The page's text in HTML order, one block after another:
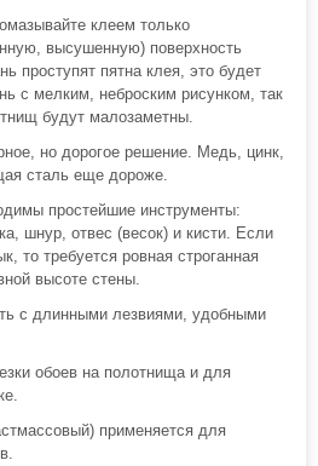
клеем только
высушенную) поверхность
проступят пятна клея, это будет
с мелким, неброским рисунком, так
будут малозаметны.
но дорогое решение. Медь, цинк,
сталь еще дороже.
простейшие инструменты:
шнур, отвес (весок) и кисти. Если
то требуется ровная строганная
высоте стены.
с длинными лезвиями, удобными
обоев на полотнища и для
применяется для